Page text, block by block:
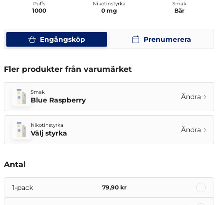
Engångsköp Prenumerera
Puffs
1000
Nikotinstyrka
0 mg
Smak
Bär
Fler produkter från varumärket
Smak
Blue Raspberry Ändra
Nikotinstyrka
Välj styrka Ändra
Antal
1-pack 79,90 kr